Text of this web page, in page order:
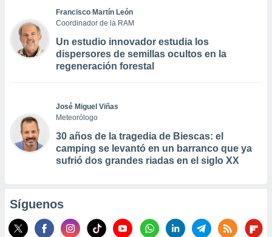
Francisco Martín León
Coordinador de la RAM
Un estudio innovador estudia los
dispersores de semillas ocultos en la
regeneración forestal
José Miguel Viñas
Meteorólogo
30 años de la tragedia de Biescas: el
camping se levantó en un barranco que ya
sufrió dos grandes riadas en el siglo XX
Síguenos